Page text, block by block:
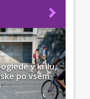
v krilu,
po vsem